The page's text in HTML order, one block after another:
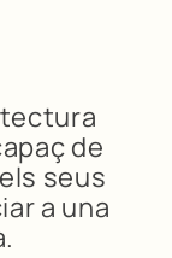
de
seus
a una